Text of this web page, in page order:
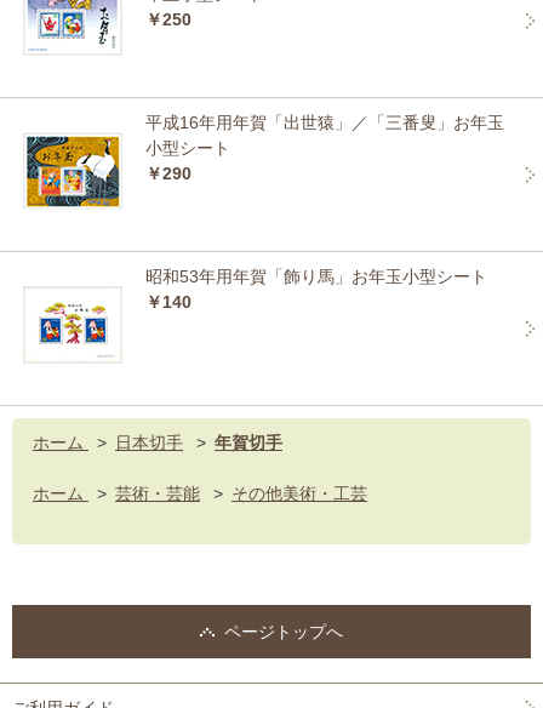
￥250
平成16年用年賀「出世猿」／「三番叟」お年玉
小型シート
￥290
昭和53年用年賀「飾り馬」お年玉小型シート
￥140
ホーム > 日本切手 > 年賀切手
ホーム > 芸術・芸能 > その他美術・工芸
ページトップへ